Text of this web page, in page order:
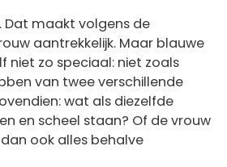
Dat maakt volgens de
aantrekkelijk. Maar blauwe
niet zo speciaal: niet zoals
van twee verschillende
wat als diezelfde
en scheel staan? Of de vrouw
ook alles behalve